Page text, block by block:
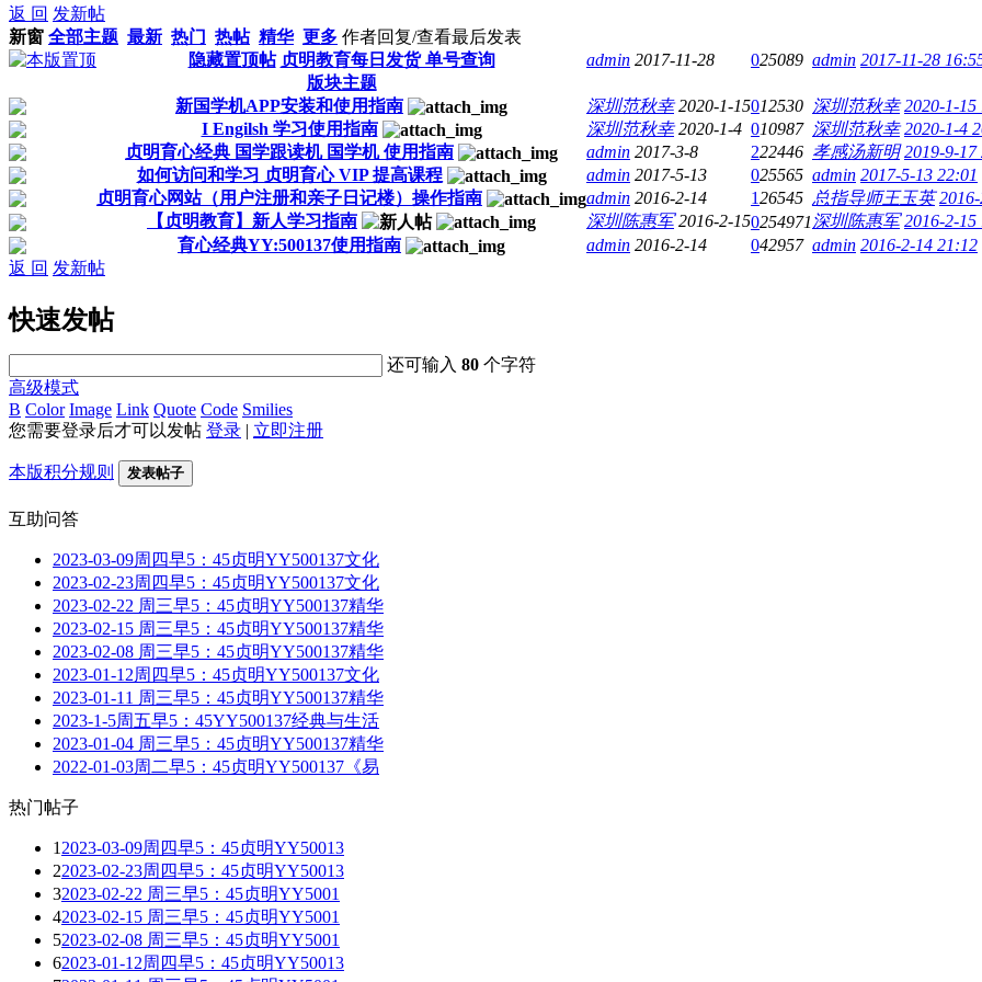
返 回 发新帖
新窗 全部主题 最新 热门 热帖 精华 更多 作者回复/查看最后发表
隐藏置顶帖 贞明教育每日发货 单号查询 admin 2017-11-28 025089 admin 2017-11-28
版块主题
新国学机APP安装和使用指南
深圳范秋幸 2020-1-15012530 深圳范秋幸 2020-1-15
I Engilsh 学习使用指南
深圳范秋幸 2020-1-4 010987 深圳范秋幸 2020-1-4
贞明育心经典 国学跟读机 国学机 使用指南
admin 2017-3-8 222446 孝感汤新明 2019-9-17
如何访问和学习 贞明育心 VIP 提高课程
admin 2017-5-13 025565 admin 2017-5-13 22:01
贞明育心网站（用户注册和亲子日记楼）操作指南
admin 2016-2-14 126545 总指导师王玉英
【贞明教育】新人学习指南
深圳陈惠军 2016-2-150254971 深圳陈惠军 2016-2-15
育心经典YY:500137使用指南
admin 2016-2-14 042957 admin 2016-2-14 21:12
返 回 发新帖
快速发帖
还可输入80 个字符
高级模式
B Color Image Link Quote Code Smilies
您需要登录后才可以发帖 登录 | 立即注册
本版积分规则 发表帖子
互助问答
2023-03-09周四早5：45贞明YY500137文化
2023-02-23周四早5：45贞明YY500137文化
2023-02-22 周三早5：45贞明YY500137精华
2023-02-15 周三早5：45贞明YY500137精华
2023-02-08 周三早5：45贞明YY500137精华
2023-01-12周四早5：45贞明YY500137文化
2023-01-11 周三早5：45贞明YY500137精华
2023-1-5周五早5：45YY500137经典与生活
2023-01-04 周三早5：45贞明YY500137精华
2022-01-03周二早5：45贞明YY500137《易
热门帖子
1 2023-03-09周四早5：45贞明YY50013
22023-02-23周四早5：45贞明YY50013
32023-02-22 周三早5：45贞明YY5001
42023-02-15 周三早5：45贞明YY5001
52023-02-08 周三早5：45贞明YY5001
62023-01-12周四早5：45贞明YY50013